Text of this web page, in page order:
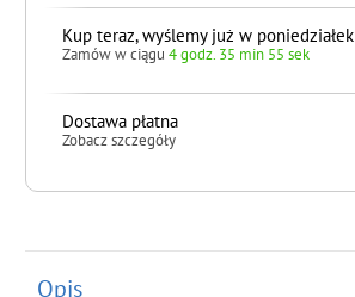
Kup teraz, wyślemy już w poniedziałek
Zamów w ciągu4 godz. 35 min 54 sek
Dostawa płatna
Zobacz szczegóły
Opis